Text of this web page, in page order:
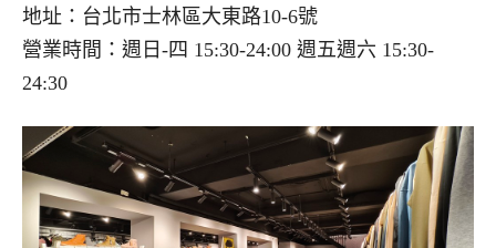
地址：台北市士林區大東路10-6號
營業時間：週日-四 15:30-24:00 週五週六 15:30-
24:30